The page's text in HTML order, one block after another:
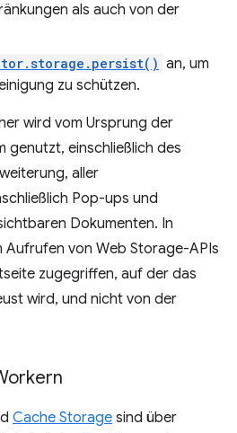
als auch von der
an, um
zu schützen.
wird vom Ursprung der
genutzt, einschließlich des
aller
Pop-ups und
Dokumenten. In
Aufrufen von Web Storage-APIs
zugegriffen, auf der das
wird, und nicht von der
Cache Storage sind über